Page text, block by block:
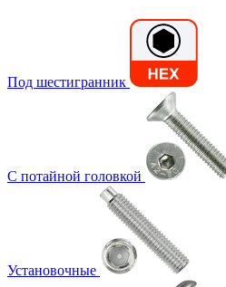
Под шестигранник
С потайной головкой
Установочные